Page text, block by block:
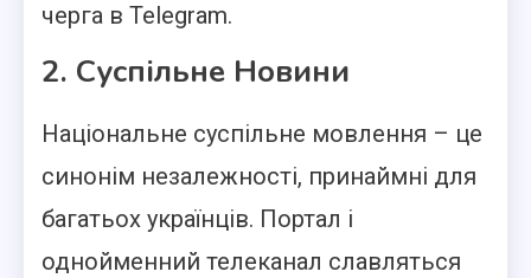
черга в Telegram.
2. Суспільне Новини
Національне суспільне мовлення – це
синонім незалежності, принаймні для
багатьох українців. Портал і
однойменний телеканал славляться